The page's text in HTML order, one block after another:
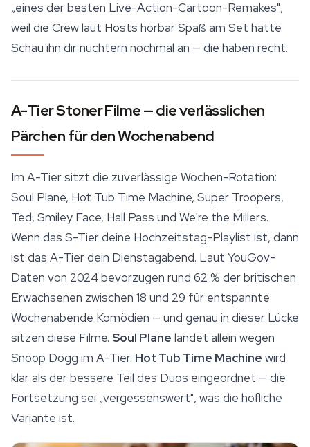
„eines der besten Live-Action-Cartoon-Remakes",
weil die Crew laut Hosts hörbar Spaß am Set hatte.
Schau ihn dir nüchtern nochmal an — die haben recht.
A-Tier Stoner Filme — die verlässlichen
Pärchen für den Wochenabend
Im A-Tier sitzt die zuverlässige Wochen-Rotation:
Soul Plane, Hot Tub Time Machine, Super Troopers,
Ted, Smiley Face, Hall Pass und We're the Millers.
Wenn das S-Tier deine Hochzeitstag-Playlist ist, dann
ist das A-Tier dein Dienstagabend. Laut YouGov-
Daten von 2024 bevorzugen rund 62 % der britischen
Erwachsenen zwischen 18 und 29 für entspannte
Wochenabende Komödien — und genau in dieser Lücke
sitzen diese Filme. Soul Plane landet allein wegen
Snoop Dogg im A-Tier. Hot Tub Time Machine wird
klar als der bessere Teil des Duos eingeordnet — die
Fortsetzung sei „vergessenswert", was die höfliche
Variante ist.